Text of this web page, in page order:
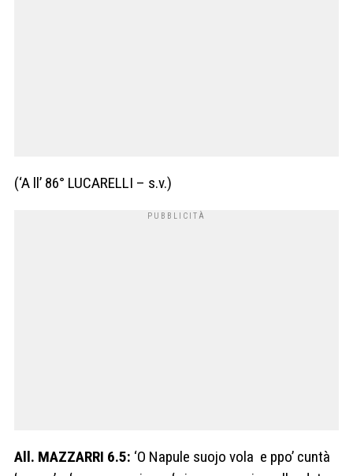
(‘A ll’ 86° LUCARELLI – s.v.)
All. MAZZARRI 6.5: ‘O Napule suojo vola e ppo’ cuntà